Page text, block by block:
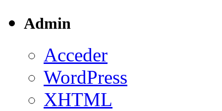
Admin
Acceder
WordPress
XHTML